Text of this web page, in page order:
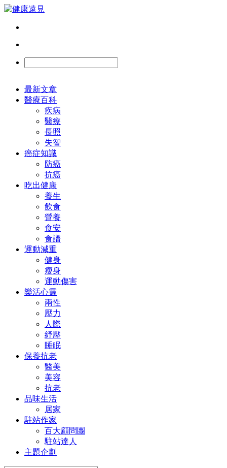
最新文章
醫療百科
疾病
醫療
長照
失智
癌症知識
防癌
抗癌
吃出健康
養生
飲食
營養
食安
食譜
運動減重
健身
瘦身
運動傷害
樂活心靈
兩性
壓力
人際
紓壓
睡眠
保養抗老
醫美
美容
抗老
品味生活
居家
駐站作家
百大顧問團
駐站達人
主題企劃